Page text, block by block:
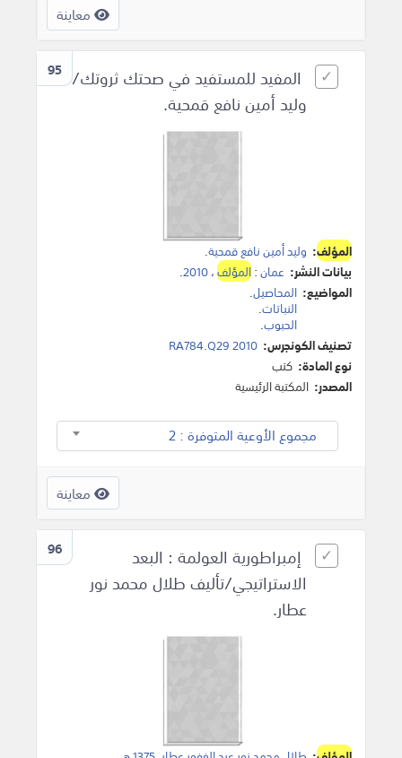
معاينة
95 المفيد للمستفيد في صحتك ثروتك/
وليد أمين نافع قمحية.
المؤلف: وليد أمين نافع قمحية.
بيانات النشر: عمان:المؤلف،2010
.
المواضيع: المحاصيل.
النباتات.
الحبوب.
تصنيف الكونجرس: RA784.Q29 2010
نوع المادة: كتب
المصدر: المكتبة الرئيسية
مجموع الأوعية المتوفرة : 2
معاينة
96
إمبراطورية العولمة : البعد
الاستراتيجي/تأليف طلال محمد نور
عطار.